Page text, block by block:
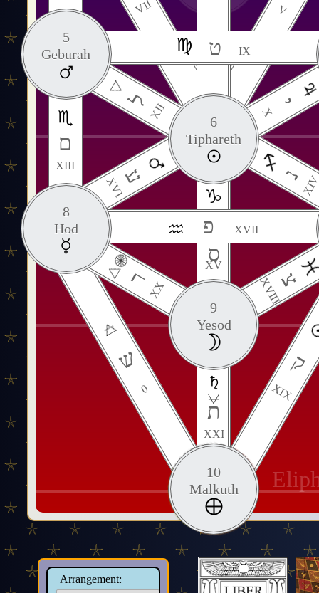
V
VII
י
X
ל
XII
ט IX
5
Geburah
ם
XIII
6
Tiphareth
נ עXVI
ס
XV
8
Hod
פ XVII
ר
XX צXVIII
ק
XIX
ש
0
9
Yesod
ת
XXI
10
Malkuth
Arrangement: